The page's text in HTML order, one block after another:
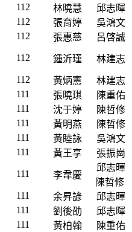
112
林曉慧 邱志暉
112
張育婷 吳鴻文
112
張惠慈 呂啓誠
112
鍾沂瑾 林建志
112
黃炳憲 林建志
111
張曉琪 陳重佑
111
沈于婷 陳哲修
111
黃明燕 陳哲修
111
黃睦詠 吳鴻文
111
黃王享 張振崗
111
李韋慶
邱志暉
陳哲修
111
余昇諺 邱志暉
111
劉後劭 邱志暉
111
黃柏翰 陳重佑